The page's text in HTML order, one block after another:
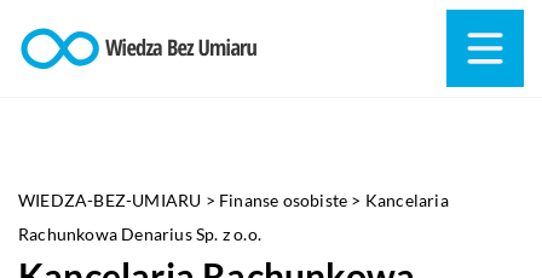
WIEDZA-BEZ-UMIARU > Finanse osobiste > Kancelaria
Rachunkowa Denarius Sp. z o.o.